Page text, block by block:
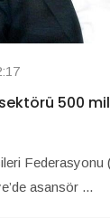
500
Federasyonu
asansör ...